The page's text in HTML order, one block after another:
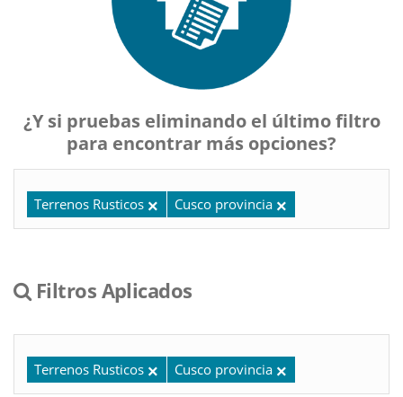
¿Y si pruebas eliminando el último filtro
para encontrar más opciones?
Terrenos Rusticos Cusco provincia
Filtros Aplicados
Terrenos Rusticos Cusco provincia